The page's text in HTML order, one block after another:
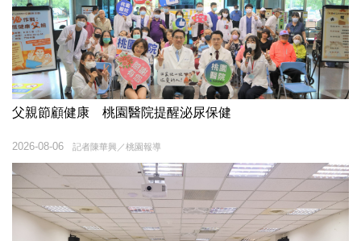
父親節顧健康 桃園醫院提醒泌尿保健
記者陳華興／桃園報導
2026-08-06